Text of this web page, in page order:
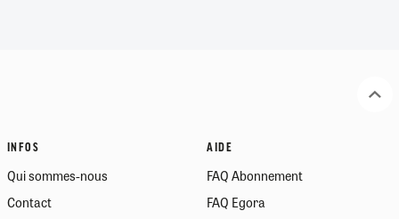
INFOS
Qui sommes-nous
Contact
AIDE
FAQ Abonnement
FAQ Egora